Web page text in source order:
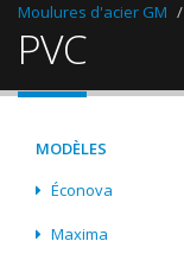
Moulures d'acier GM
PVC
MODÈLES
Éconova
Maxima